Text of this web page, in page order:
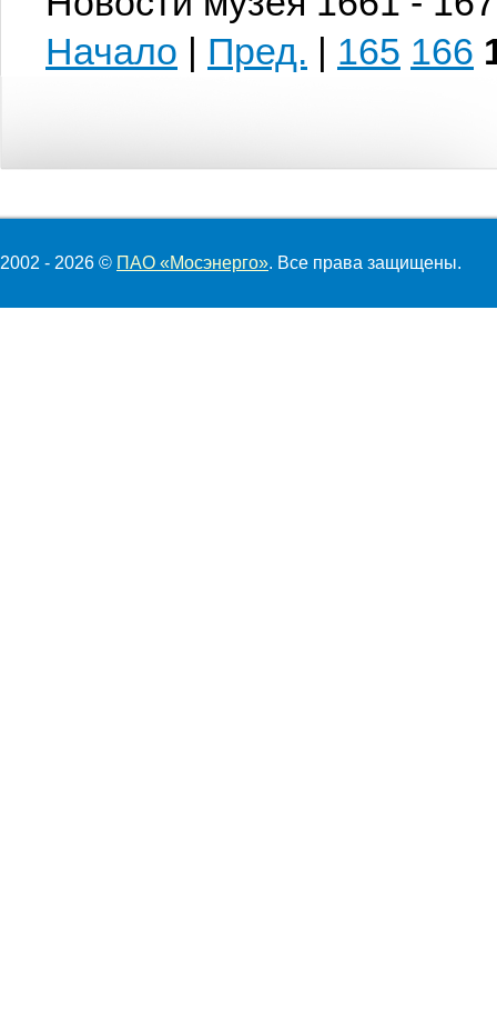
Начало | Пред. | 165 166
2002 - 2026 © ПАО «Мосэнерго». Все права защищены.